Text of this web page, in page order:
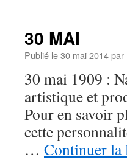
30 MAI
Publié le30 mai 2014par
30 mai 1909 :
artistique et
Pour en savoir
cette
… Continuer la